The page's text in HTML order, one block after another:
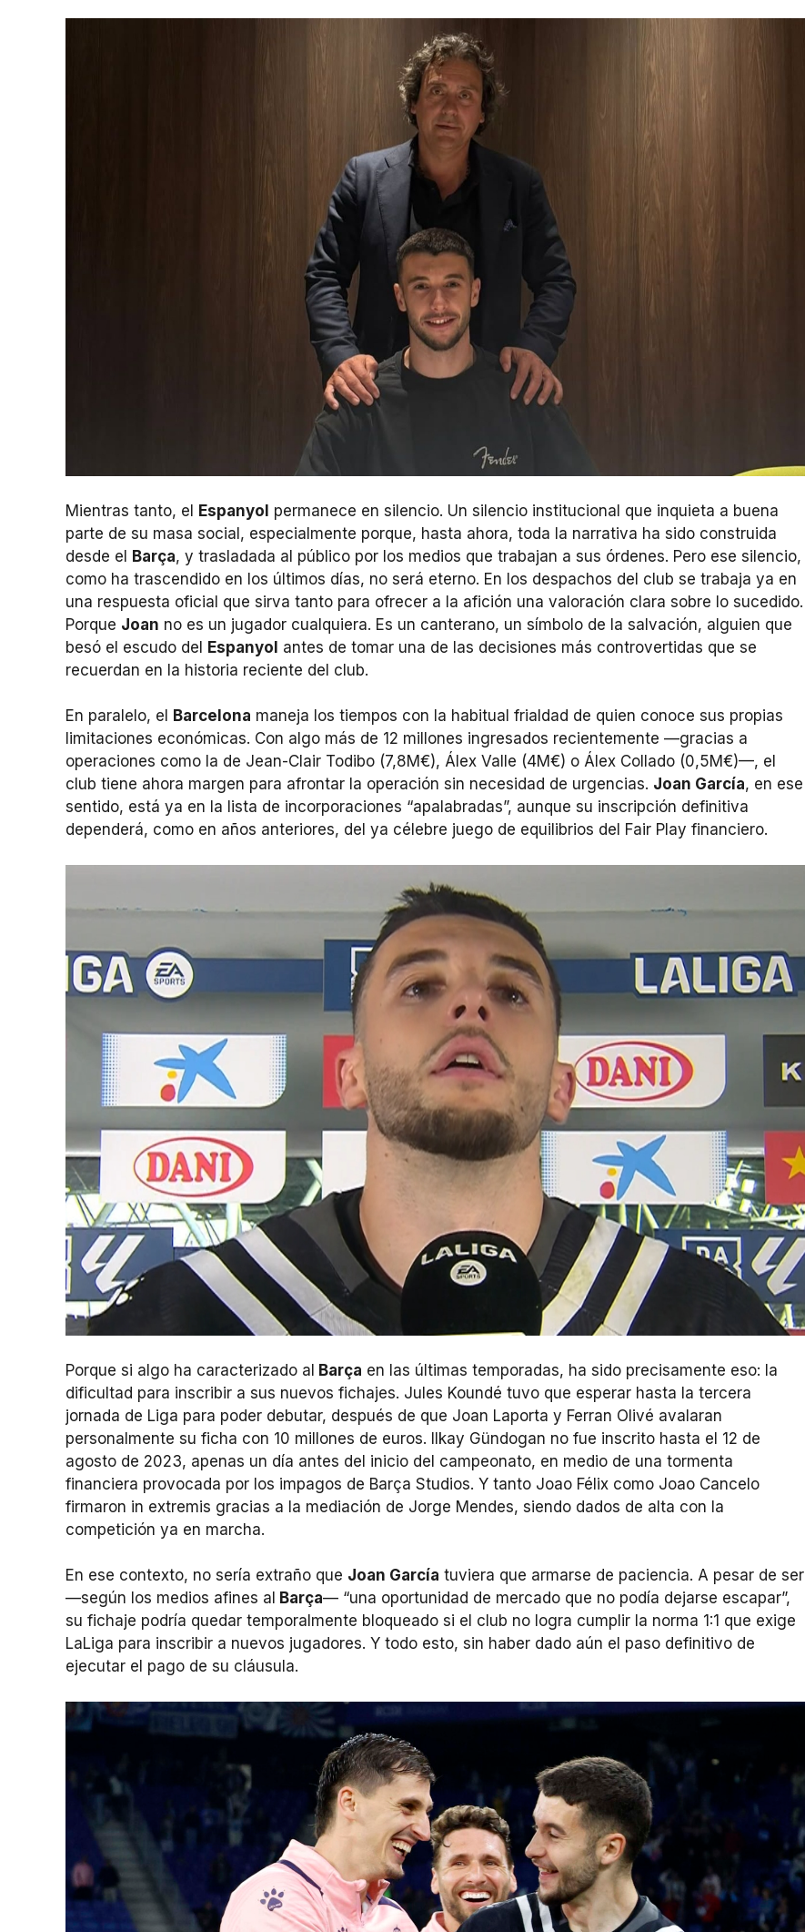
Mientras tanto, el Espanyol permanece en silencio. Un silencio institucional que inquieta a buena
parte de su masa social, especialmente porque, hasta ahora, toda la narrativa ha sido construida
desde el Barça, y trasladada al público por los medios que trabajan a sus órdenes. Pero ese silencio,
como ha trascendido en los últimos días, no será eterno. En los despachos del club se trabaja ya en
una respuesta oficial que sirva tanto para ofrecer a la afición una valoración clara sobre lo sucedido.
Porque Joan no es un jugador cualquiera. Es un canterano, un símbolo de la salvación, alguien que
besó el escudo del Espanyol antes de tomar una de las decisiones más controvertidas que se
recuerdan en la historia reciente del club.
En paralelo, el Barcelona maneja los tiempos con la habitual frialdad de quien conoce sus propias
limitaciones económicas. Con algo más de 12 millones ingresados recientemente —gracias a
operaciones como la de Jean-Clair Todibo (7,8M€), Álex Valle (4M€) o Álex Collado (0,5M€)—, el
club tiene ahora margen para afrontar la operación sin necesidad de urgencias. Joan García, en ese
sentido, está ya en la lista de incorporaciones “apalabradas”, aunque su inscripción definitiva
dependerá, como en años anteriores, del ya célebre juego de equilibrios del Fair Play financiero.
Porque si algo ha caracterizado al Barça en las últimas temporadas, ha sido precisamente eso: la
dificultad para inscribir a sus nuevos fichajes. Jules Koundé tuvo que esperar hasta la tercera
jornada de Liga para poder debutar, después de que Joan Laporta y Ferran Olivé avalaran
personalmente su ficha con 10 millones de euros. Ilkay Gündogan no fue inscrito hasta el 12 de
agosto de 2023, apenas un día antes del inicio del campeonato, en medio de una tormenta
financiera provocada por los impagos de Barça Studios. Y tanto Joao Félix como Joao Cancelo
firmaron in extremis gracias a la mediación de Jorge Mendes, siendo dados de alta con la
competición ya en marcha.
En ese contexto, no sería extraño que Joan García tuviera que armarse de paciencia. A pesar de ser
—según los medios afines al Barça— “una oportunidad de mercado que no podía dejarse escapar”,
su fichaje podría quedar temporalmente bloqueado si el club no logra cumplir la norma 1:1 que exige
LaLiga para inscribir a nuevos jugadores. Y todo esto, sin haber dado aún el paso definitivo de
ejecutar el pago de su cláusula.